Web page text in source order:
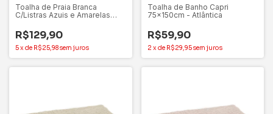
Toalha de Praia Branca
C/Listras Azuis e Amarelas
R$129,90
5xde R$25,98sem juros
Toalha de Banho Capri
75x150cm - Atlântica
R$59,90
2 xde R$29,95sem juros